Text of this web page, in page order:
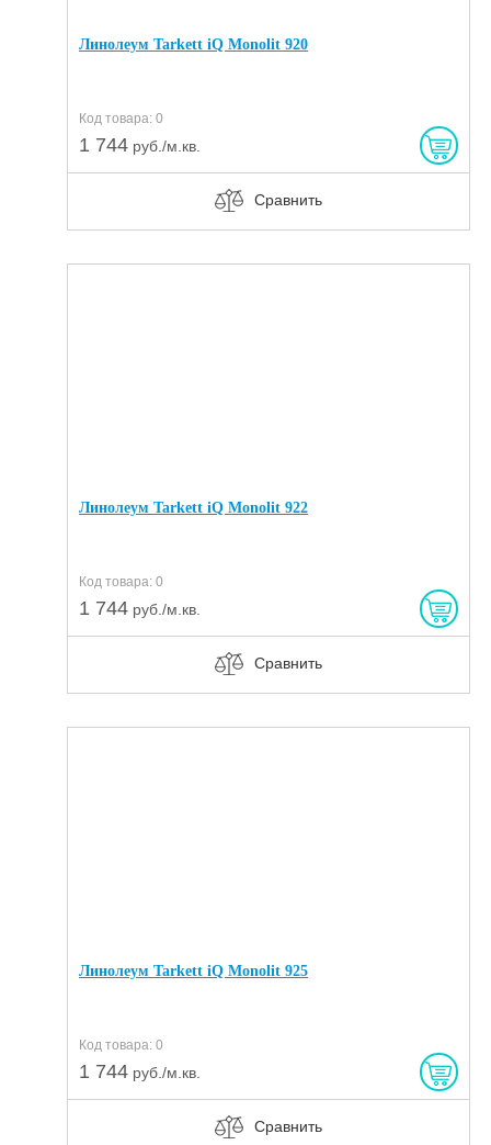
Линолеум Tarkett iQ Monolit 920
Код товара: 0
1 744 руб./м.кв.
Сравнить
Линолеум Tarkett iQ Monolit 922
Код товара: 0
1 744 руб./м.кв.
Сравнить
Линолеум Tarkett iQ Monolit 925
Код товара: 0
1 744 руб./м.кв.
Сравнить